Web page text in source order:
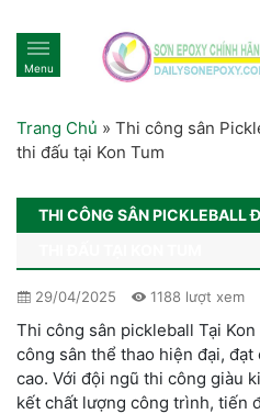
Menu
Trang Chủ » Thi công sân
thi đấu tại Kon Tum
THI CÔNG SÂN PICKLEBALL
29/04/2025 1188 lượt xem
Thi công sân pickleball Tại
công sân thể thao hiện đại,
cao. Với đội ngũ thi công giàu
kết chất lượng công trình, tiến